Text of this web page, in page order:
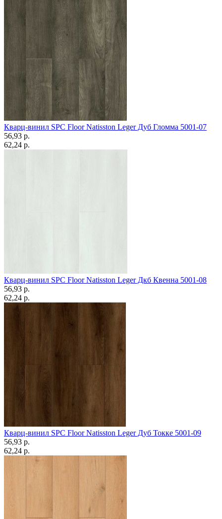
Кварц-винил SPC Floor Natisston Leger Дуб Гломма 5001-07
56,93 p.
62,24 p.
Кварц-винил SPC Floor Natisston Leger Дкб Квенна 5001-08
56,93 p.
62,24 p.
Кварц-винил SPC Floor Natisston Leger Дуб Токке 5001-09
56,93 p.
62,24 p.